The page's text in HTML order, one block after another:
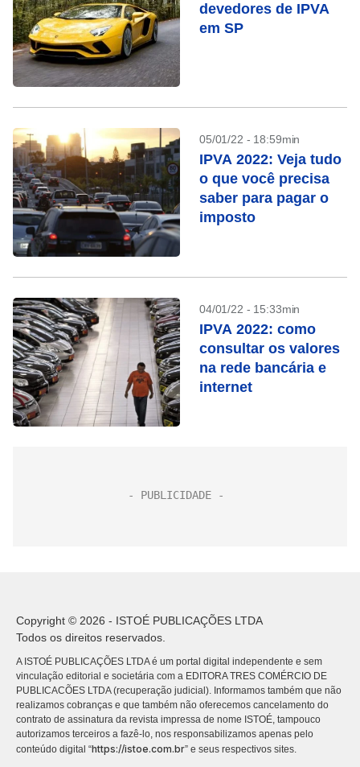
devedores de IPVA
em SP
05/01/22 - 18:59min
IPVA 2022: Veja tudo
o que você precisa
saber para pagar o
imposto
04/01/22 - 15:33min
IPVA 2022: como
consultar os valores
na rede bancária e
internet
Copyright © 2026 - ISTOÉ PUBLICAÇÕES LTDA
Todos os direitos reservados.
A ISTOÉ PUBLICAÇÕES LTDA é um portal digital independente e sem
vinculação editorial e societária com a EDITORA TRES COMÉRCIO DE
PUBLICACÕES LTDA (recuperação judicial). Informamos também que não
realizamos cobranças e que também não oferecemos cancelamento do
contrato de assinatura da revista impressa de nome ISTOÉ, tampouco
autorizamos terceiros a fazê-lo, nos responsabilizamos apenas pelo
conteúdo digital “https://istoe.com.br” e seus respectivos sites.